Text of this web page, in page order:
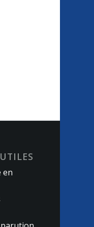
en